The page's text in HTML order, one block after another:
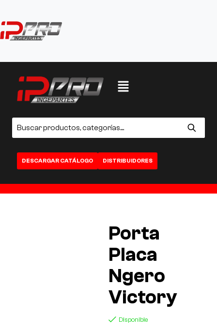
DESCARGAR CATÁLOGO DISTRIBUIDORES
Porta
Placa
Ngero
Victory
Disponible